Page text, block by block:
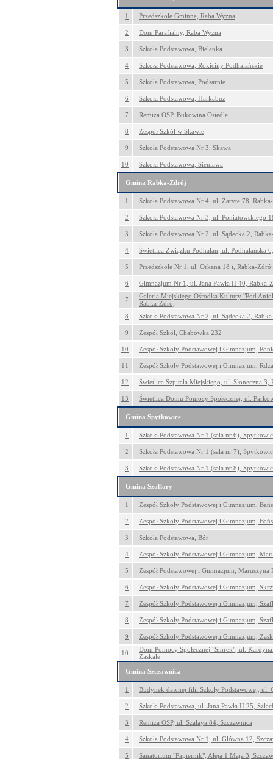
1 Przedszkole Gminne, Raba Wyżna
2 Dom Parafialny, Raba Wyżna
3 Szkoła Podstawowa, Bielanka
4 Szkoła Podstawowa, Rokiciny Podhalańskie
5 Szkoła Podstawowa, Podsarnie
6 Szkoła Podstawowa, Harkabuz
7 Remiza OSP, Bukowina Osiedle
8 Zespół Szkół w Skawie
9 Szkoła Podstawowa Nr 3, Skawa
10 Szkoła Podstawowa, Sieniawa
Gmina Rabka-Zdrój
1 Szkoła Podstawowa Nr 4, ul. Zaryte 78,
2 Szkoła Podstawowa Nr 3, ul. Poniatowskiego
3 Szkoła Podstawowa Nr 2, ul. Sądecka 2,
4 Świetlica Związku Podhalan, ul. Podhalańska
5 Przedszkole Nr 1, ul. Orkana 18 i, Rabka-Zdrój
6 Gimnazjum Nr 1, ul. Jana Pawła II 40, Rabka-
7
Galeria Miejskiego Ośrodka Kultury "Pod
Rabka-Zdrój
8
Szkoła Podstawowa Nr 2, ul. Sądecka 2,
9 Zespół Szkół, Chabówka 232
10 Zespół Szkoły Podstawowej i Gimnazjum,
11 Zespół Szkoły Podstawowej i Gimnazjum,
12 Świetlica Szpitala Miejskiego, ul. Słoneczna 3,
13 Świetlica Domu Pomocy Społecznej, ul.
Gmina Spytkowice
1 Szkoła Podstawowa Nr 1 (sala nr 6),
2 Szkoła Podstawowa Nr 1 (sala nr 7),
3 Szkoła Podstawowa Nr 1 (sala nr 8),
Gmina Szaflary
1 Zespół Szkoły Podstawowej i Gimnazjum,
2 Zespół Szkoły Podstawowej i Gimnazjum,
3 Szkoła Podstawowa, Bór
4 Zespół Szkoły Podstawowej i Gimnazjum,
5 Zespół Podstawowej i Gimnazjum, Maruszyna
6 Zespół Szkoły Podstawowej i Gimnazjum,
7 Zespół Szkoły Podstawowej i Gimnazjum,
8 Zespół Szkoły Podstawowej i Gimnazjum,
9 Zespół Szkoły Podstawowej i Gimnazjum,
10
Dom Pomocy Społecznej "Smrek", ul.
Zaskale
Gmina Szczawnica
1 Budynek dawnej filii Szkoły Podstawowej, ul.
2 Szkoła Podstawowa, ul. Jana Pawła II 25,
3 Remiza OSP, ul. Szalaya 84, Szczawnica
4 Szkoła Podstawowa Nr 1, ul. Główna 12,
5 Sanatorium "Papiernik", Aleja 1 Maja 3,